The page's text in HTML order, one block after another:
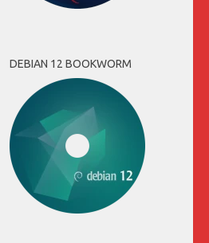
DEBIAN 12 BOOKWORM